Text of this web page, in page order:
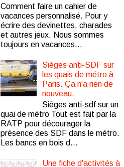
Comment faire un cahier de
vacances personnalisé. Pour y
écrire des devinettes, charades
et autres jeux. Nous sommes
toujours en vacances...
Sièges anti-SDF sur
les quais de métro à
Paris. Ça n'a rien de
nouveau.
Sièges anti-sdf sur un
quai de métro Tout est fait par la
RATP pour décourager la
présence des SDF dans le métro.
Les bancs en bois d...
Une fiche d'activités à